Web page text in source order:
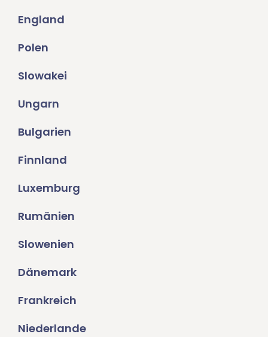
England
Polen
Slowakei
Ungarn
Bulgarien
Finnland
Luxemburg
Rumänien
Slowenien
Dänemark
Frankreich
Niederlande